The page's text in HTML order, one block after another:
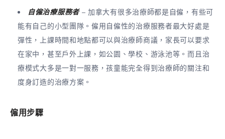
自僱治療服務者– 加拿大有很多治療師都是自僱，有些可
能有自己的小型團隊。僱用自僱性的治療服務者最大好處是
彈性，上課時間和地點都可以與治療師商議，家長可以要求
在家中，甚至戶外上課，如公園、學校、游泳池等。而且治
療模式大多是一對一服務，孩童能完全得到治療師的關注和
度身訂造的治療方案。
僱用 步驟